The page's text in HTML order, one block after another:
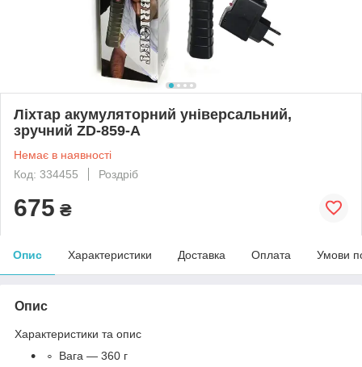
Ліхтар акумуляторний універсальний,
зручний ZD-859-A
Немає в наявності
Код: 334455
Роздріб
675 ₴
Опис Характеристики Доставка Оплата Умови
Опис
Характеристики та опис
Вага — 360 г